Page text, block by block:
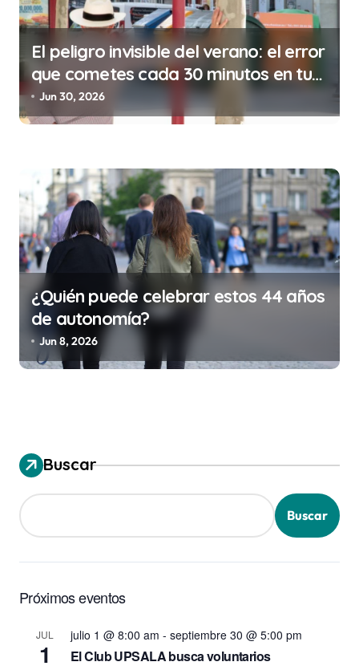
s
El peligro invisible del verano: el error
que cometes cada 30 minutos en tu
trabajo (y la ilegalidad que te puede
costar la vida)
Jun 30, 2026
¿Quién puede celebrar estos 44 años
de autonomía?
Jun 8, 2026
Buscar
Buscar
Próximos eventos
JUL
1
julio 1 @ 8:00 am - septiembre 30 @ 5:00 pm
El Club UPSALA busca voluntarios